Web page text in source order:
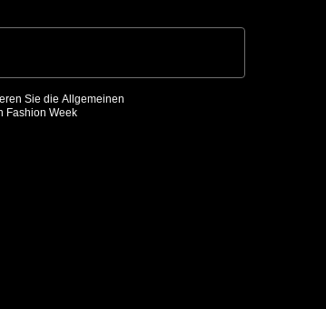
Sie die Allgemeinen
Fashion Week